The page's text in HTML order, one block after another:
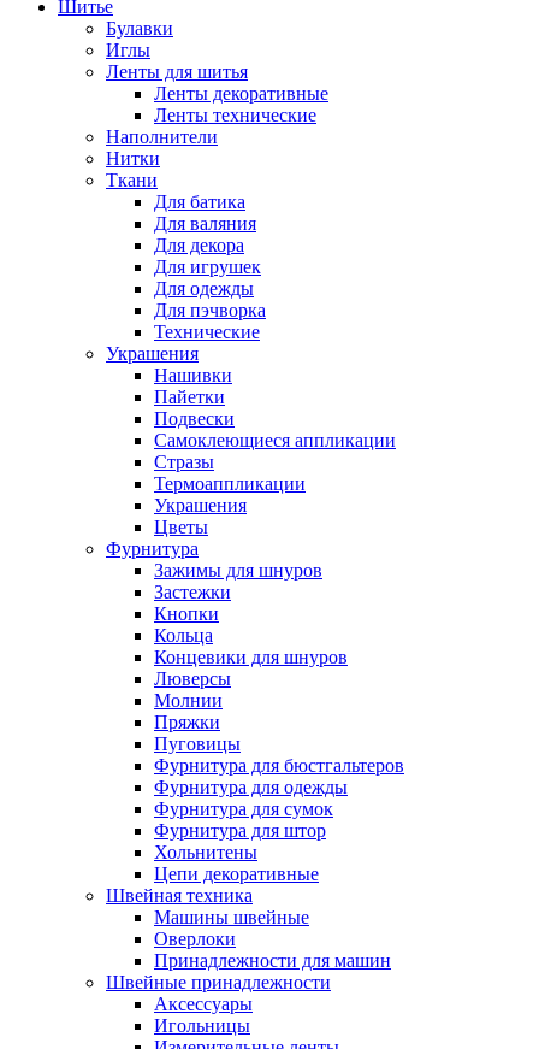
Шитье
Булавки
Иглы
Ленты для шитья
Ленты декоративные
Ленты технические
Наполнители
Нитки
Ткани
Для батика
Для валяния
Для декора
Для игрушек
Для одежды
Для пэчворка
Технические
Украшения
Нашивки
Пайетки
Подвески
Самоклеющиеся аппликации
Стразы
Термоаппликации
Украшения
Цветы
Фурнитура
Зажимы для шнуров
Застежки
Кнопки
Кольца
Концевики для шнуров
Люверсы
Молнии
Пряжки
Пуговицы
Фурнитура для бюстгальтеров
Фурнитура для одежды
Фурнитура для сумок
Фурнитура для штор
Хольнитены
Цепи декоративные
Швейная техника
Машины швейные
Оверлоки
Принадлежности для машин
Швейные принадлежности
Аксессуары
Игольницы